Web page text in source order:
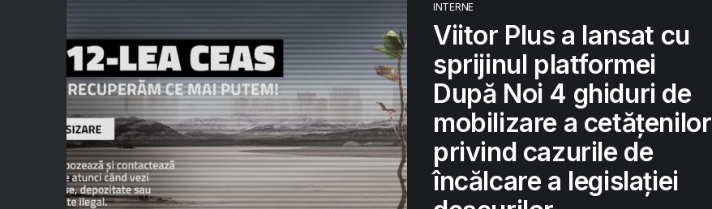
INTERNE
Viitor Plus a lansat cu
sprijinul platformei
După Noi 4 ghiduri de
mobilizare a cetățenilor
privind cazurile de
încălcare a legislaţiei